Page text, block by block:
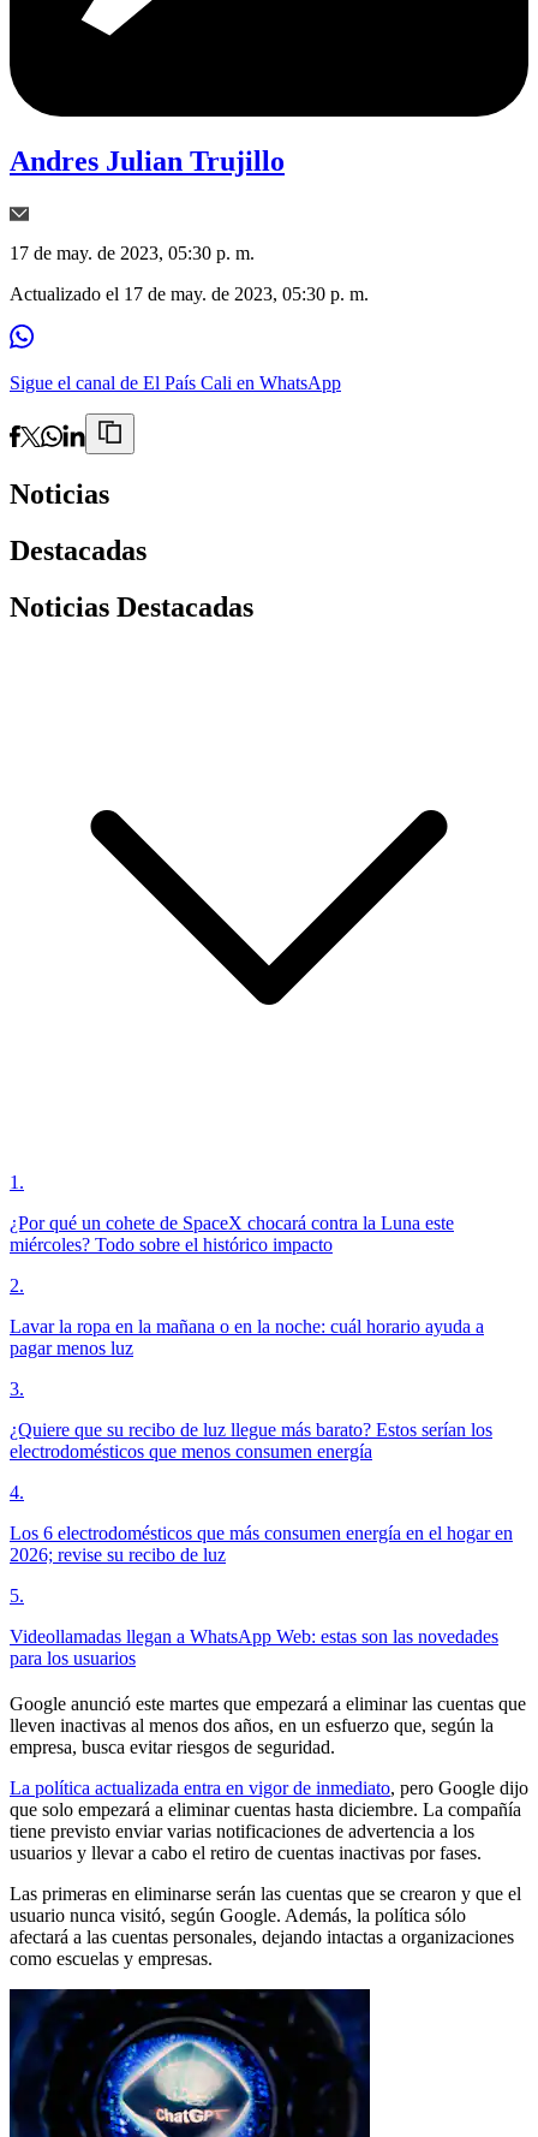
Andres Julian Trujillo
17 de may. de 2023, 05:30 p. m.
Actualizado el 17 de may. de 2023, 05:30 p. m.
Sigue el canal de El País Cali en WhatsApp
Noticias
Destacadas
Noticias Destacadas
1 .
¿Por qué un cohete de SpaceX chocará contra la Luna este
miércoles? Todo sobre el histórico impacto
2.
Lavar la ropa en la mañana o en la noche: cuál horario ayuda a
pagar menos luz
3.
¿Quiere que su recibo de luz llegue más barato? Estos serían los
electrodomésticos que menos consumen energía
4.
Los 6 electrodomésticos que más consumen energía en el hogar en
2026; revise su recibo de luz
5.
Videollamadas llegan a WhatsApp Web: estas son las novedades
para los usuarios
Google anunció este martes que empezará a eliminar las cuentas que
lleven inactivas al menos dos años, en un esfuerzo que, según la
empresa, busca evitar riesgos de seguridad.
La política actualizada entra en vigor de inmediato, pero Google dijo
que solo empezará a eliminar cuentas hasta diciembre. La compañía
tiene previsto enviar varias notificaciones de advertencia a los
usuarios y llevar a cabo el retiro de cuentas inactivas por fases.
Las primeras en eliminarse serán las cuentas que se crearon y que el
usuario nunca visitó, según Google. Además, la política sólo
afectará a las cuentas personales, dejando intactas a organizaciones
como escuelas y empresas.